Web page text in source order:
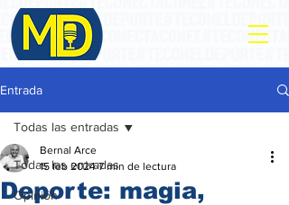
Entrada
Todas las entradas
Opinión
Todas las entradas
Deporte: magia,
Bernal Arce
15 feb 2024 7 min de lectura